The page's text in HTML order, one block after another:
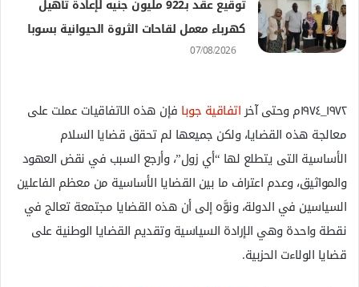
توقيع عقد بـ922 مليون جنيه لإعادة تأهيل
كهرباء معمل لقاحات الثروة الحيوانية بسوبا
07/08/2026
١٩٧٢_١٩٧٤م وحتى آخر اتفاقية جوبا فإن هذه الاتفاقيات عملت على
معالجة هذه القضايا، ولكن جميعها لم تحقق قضايا السلام
الأساسية التى يتطلع لها “أي زول”، وأرجع السبب في نقض العهود
والمواثيق، وعدم اعتراف ما بين القضايا الأساسية من معظم الفاعلين
السياسين في الدولة، ونوَّه إلى أن هذه القضايا مجتمعة تعالج في
نقطة واحدة وهي الإرادة السياسية وتقديم القضايا الوطنية على
قضايا الولاءت الحزبية.